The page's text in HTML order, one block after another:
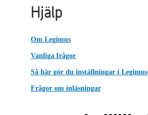
Hjälp
Om Legimus
Vanliga frågor
Så här gör du inställningar i Legimus
Frågor om inläsningar